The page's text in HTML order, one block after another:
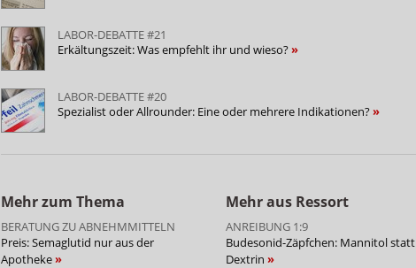
LABOR-DEBATTE #21
Erkältungszeit: Was empfehlt ihr und wieso?
LABOR-DEBATTE #20
Spezialist oder Allrounder: Eine oder mehrere Indikationen?
Mehr zum Thema
BERATUNG ZU ABNEHMMITTELN
Preis: Semaglutid nur aus der
Apotheke
Mehr aus Ressort
ANREIBUNG 1:9
Budesonid-Zäpfchen: Mannitol statt
Dextrin